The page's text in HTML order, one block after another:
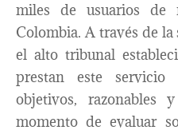
miles de usuarios de
Colombia. A través de
el alto tribunal
prestan este servicio
objetivos, razonables
momento de evaluar